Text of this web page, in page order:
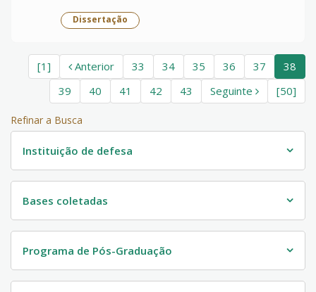
Dissertação
[1] Anterior 33 34 35 36 37
38
39
40 41 42 43 Seguinte [50]
Refinar a Busca
Instituição de defesa
Bases coletadas
Programa de Pós-Graduação